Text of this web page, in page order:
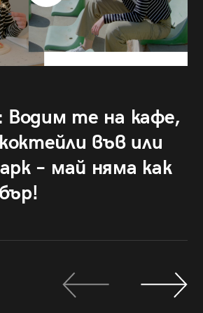
Водим те на кафе,
във или
– май няма как